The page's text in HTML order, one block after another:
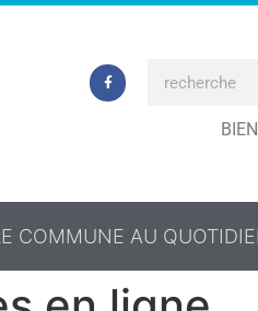
COMMUNE AU